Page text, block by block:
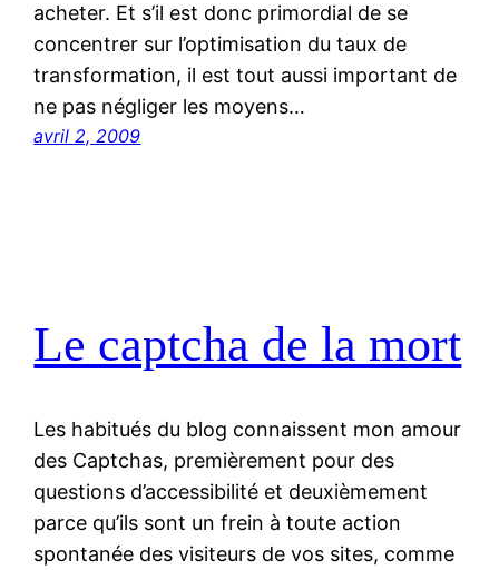
acheter. Et s’il est donc primordial de se
concentrer sur l’optimisation du taux de
transformation, il est tout aussi important de
ne pas négliger les moyens…
avril 2, 2009
Le captcha de la mort
Les habitués du blog connaissent mon amour
des Captchas, premièrement pour des
questions d’accessibilité et deuxièmement
parce qu’ils sont un frein à toute action
spontanée des visiteurs de vos sites, comme